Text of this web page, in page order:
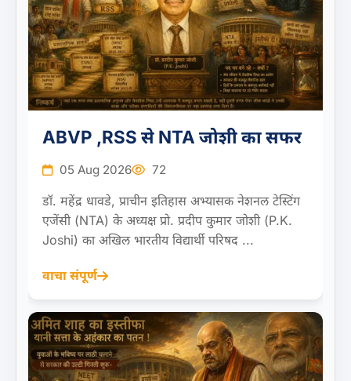
ABVP ,RSS से NTA जोशी का सफर
05 Aug 2026 72
डॉ. महेंद्र धावडे, प्राचीन इतिहास अभ्यासक नेशनल टेस्टिंग
एजेंसी (NTA) के अध्यक्ष प्रो. प्रदीप कुमार जोशी (P.K.
Joshi) का अखिल भारतीय विद्यार्थी परिषद ...
वाचा संपूर्ण